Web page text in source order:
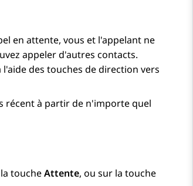
en attente, vous et l'appelant ne
appeler d'autres contacts.
des touches de direction vers
récent à partir de n'importe quel
toucheAttente, ou sur la touche